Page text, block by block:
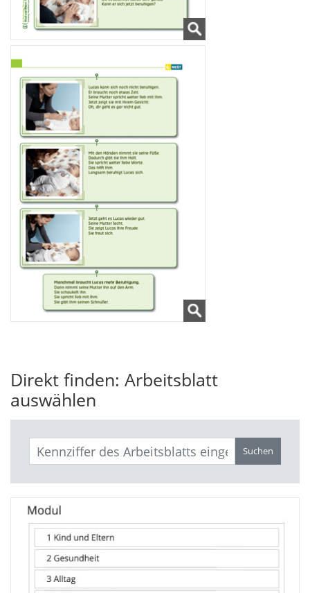
Direkt finden: Arbeitsblatt
auswählen